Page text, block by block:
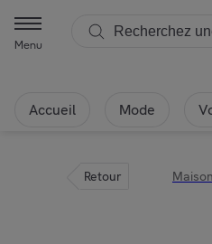
Menu
Accueil Mode
Retour Maison